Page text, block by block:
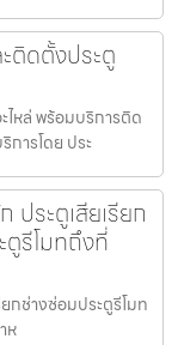
ติดตั้งประตู
ไหล่ พร้อมบริการติด
การโดย ประ
ประตูเสียเรียก
รีโมทถึงที่
กช่างซ่อมประตูรีโมท
ห